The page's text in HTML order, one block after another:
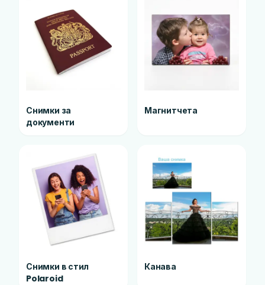
Снимки за
документи
Магнитчета
Снимки в стил
Polaroid
Канава